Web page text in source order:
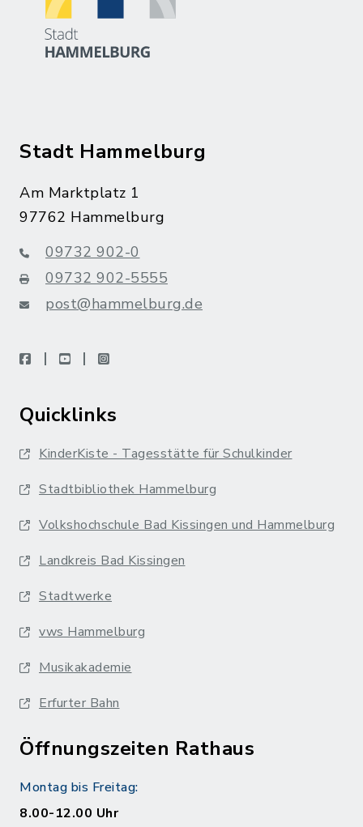
Stadt Hammelburg
Am Marktplatz 1
97762 Hammelburg
09732 902-0
09732 902-5555
post@hammelburg.de
facebookyoutubeinstagram
Quicklinks
KinderKiste - Tagesstätte für Schulkinder
Stadtbibliothek Hammelburg
Volkshochschule Bad Kissingen und Hammelburg
Landkreis Bad Kissingen
Stadtwerke
vws Hammelburg
Musikakademie
Erfurter Bahn
Öffnungszeiten Rathaus
Montag bis Freitag:
8.00-12.00 Uhr